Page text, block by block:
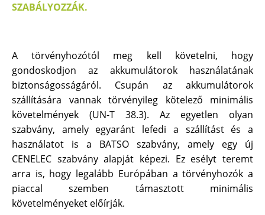
SZABÁLYOZZÁK.
A törvényhozótól meg kell követelni, hogy
gondoskodjon az akkumulátorok használatának
biztonságosságáról. Csupán az akkumulátorok
szállítására vannak törvényileg kötelező minimális
követelmények (UN-T 38.3). Az egyetlen olyan
szabvány, amely egyaránt lefedi a szállítást és a
használatot is a BATSO szabvány, amely egy új
CENELEC szabvány alapját képezi. Ez esélyt teremt
arra is, hogy legalább Európában a törvényhozók a
piaccal szemben támasztott minimális
követelményeket előírják.